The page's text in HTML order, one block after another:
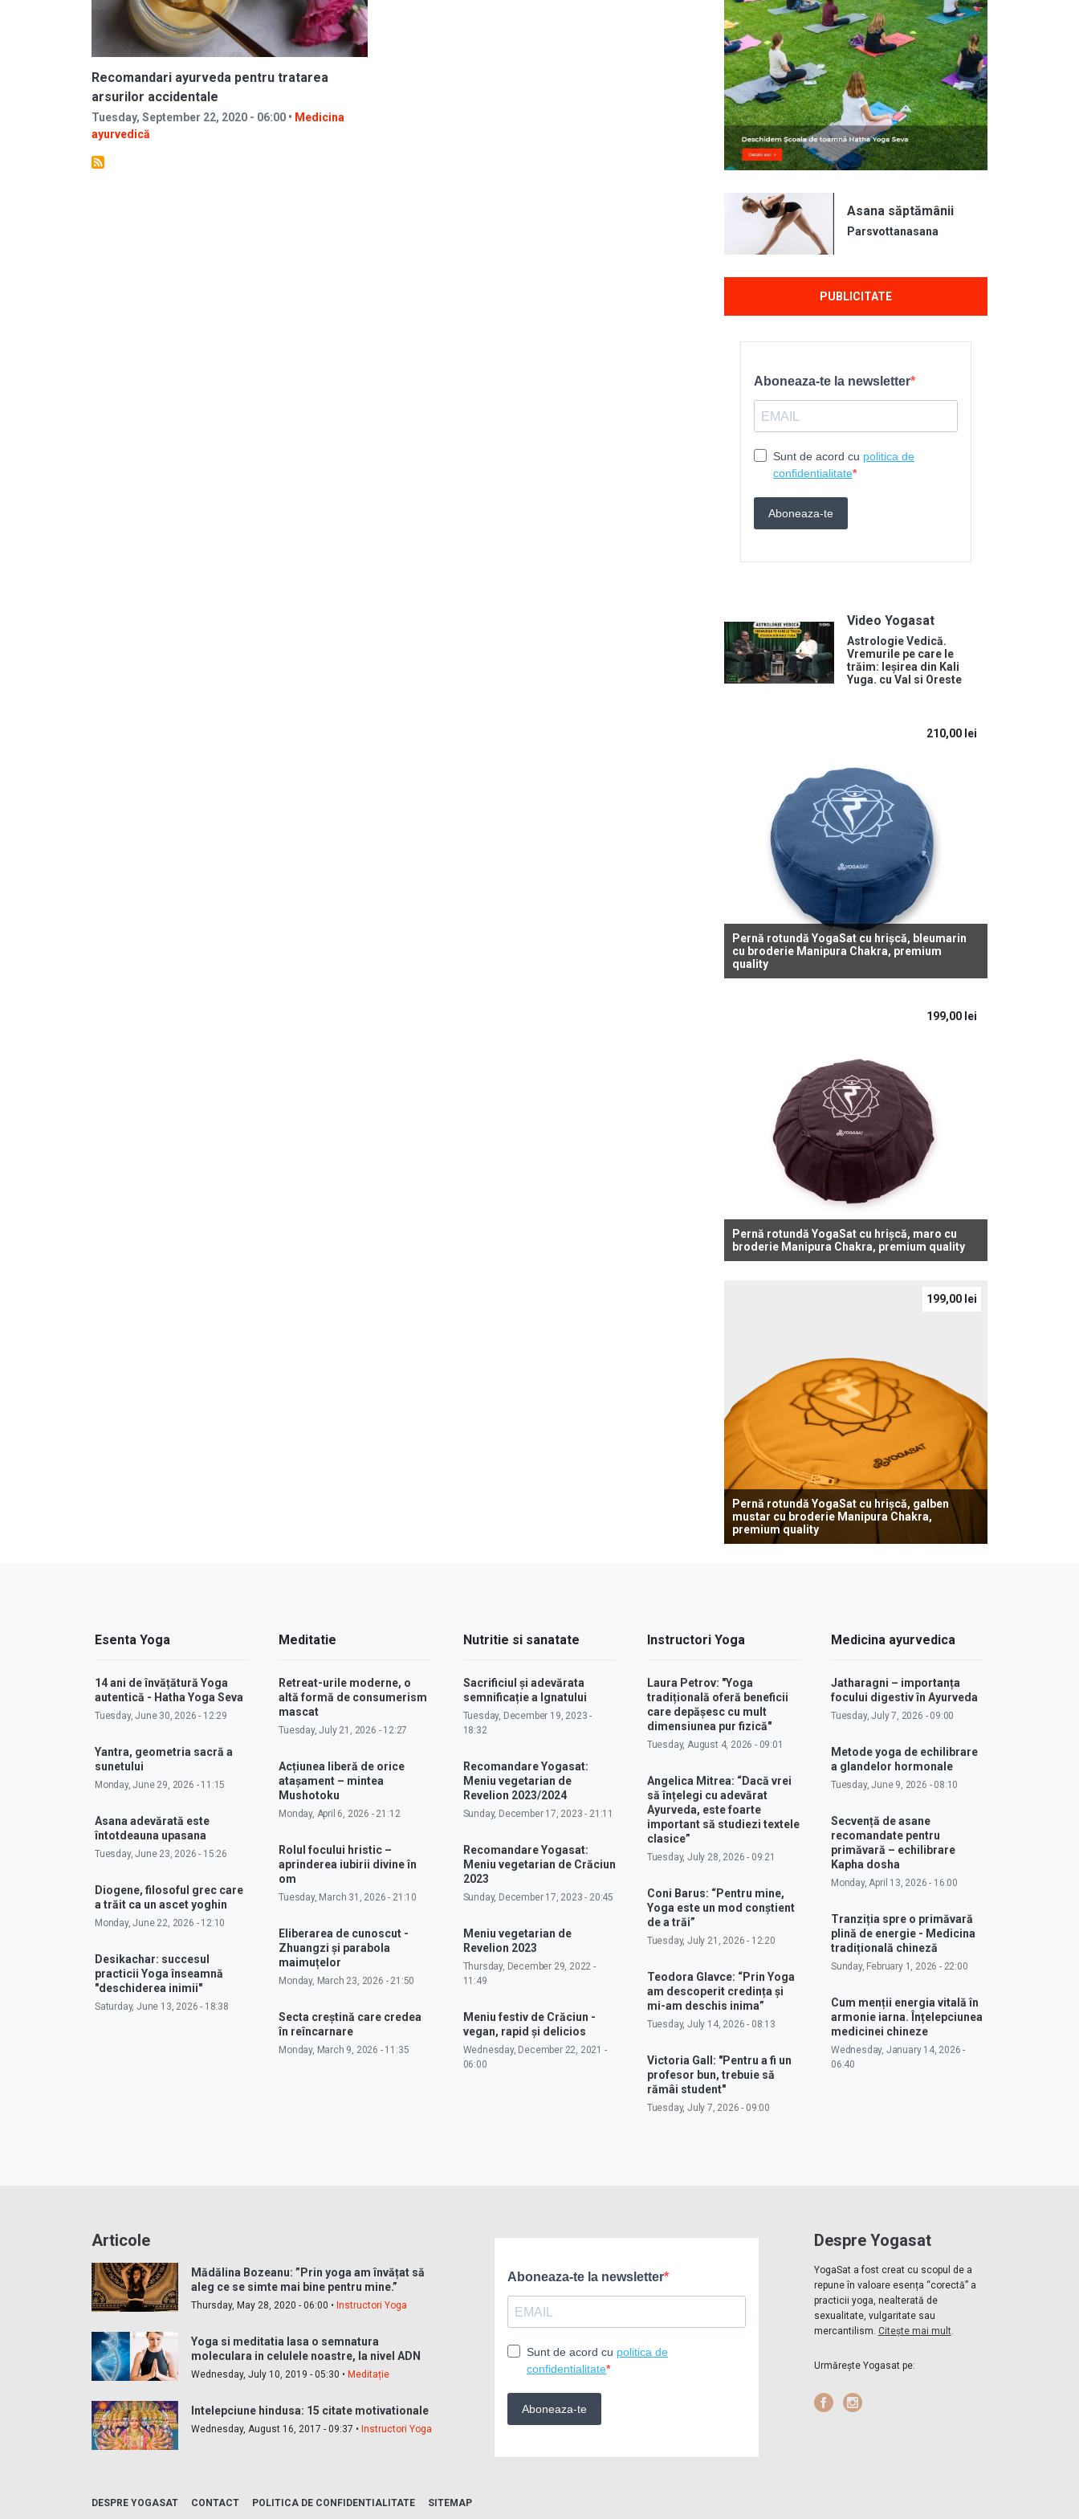
Recomandari ayurveda pentru tratarea
arsurilor accidentale
Tuesday, September 22, 2020 - 06:00 • Medicina
ayurvedică
Asana săptămânii
Parsvottanasana
PUBLICITATE
Video Yogasat
Astrologie Vedică.
Vremurile pe care le
trăim: Ieșirea din Kali
Yuga. cu Val si Oreste
Pernă rotundă YogaSat cu hrișcă, bleumarin
cu broderie Manipura Chakra, premium
quality
210,00 lei
Pernă rotundă YogaSat cu hrișcă, maro cu
broderie Manipura Chakra, premium quality
199,00 lei
Pernă rotundă YogaSat cu hrișcă, galben
mustar cu broderie Manipura Chakra,
premium quality
199,00 lei
Esenta Yoga
14 ani de învățătură Yoga
autentică - Hatha Yoga Seva
Tuesday, June 30, 2026 - 12:29
Yantra, geometria sacră a
sunetului
Monday, June 29, 2026 - 11:15
Asana adevărată este
întotdeauna upasana
Tuesday, June 23, 2026 - 15:26
Diogene, filosoful grec care
a trăit ca un ascet yoghin
Monday, June 22, 2026 - 12:10
Desikachar: succesul
practicii Yoga înseamnă
"deschiderea inimii"
Saturday, June 13, 2026 - 18:38
Meditatie
Retreat-urile moderne, o
altă formă de consumerism
mascat
Tuesday, July 21, 2026 - 12:27
Acțiunea liberă de orice
atașament – mintea
Mushotoku
Monday, April 6, 2026 - 21:12
Rolul focului hristic –
aprinderea iubirii divine în
om
Tuesday, March 31, 2026 - 21:10
Eliberarea de cunoscut -
Zhuangzi și parabola
maimuțelor
Monday, March 23, 2026 - 21:50
Secta creștină care credea
în reîncarnare
Monday, March 9, 2026 - 11:35
Nutritie si sanatate
Sacrificiul și adevărata
semnificație a Ignatului
Tuesday, December 19, 2023 -
18:32
Recomandare Yogasat:
Meniu vegetarian de
Revelion 2023/2024
Sunday, December 17, 2023 - 21:11
Recomandare Yogasat:
Meniu vegetarian de Crăciun
2023
Sunday, December 17, 2023 - 20:45
Meniu vegetarian de
Revelion 2023
Thursday, December 29, 2022 -
11:49
Meniu festiv de Crăciun -
vegan, rapid și delicios
Wednesday, December 22, 2021 -
06:00
Instructori Yoga
Laura Petrov: "Yoga
tradițională oferă beneficii
care depășesc cu mult
dimensiunea pur fizică"
Tuesday, August 4, 2026 - 09:01
Angelica Mitrea: “Dacă vrei
să înțelegi cu adevărat
Ayurveda, este foarte
important să studiezi textele
clasice”
Tuesday, July 28, 2026 - 09:21
Coni Barus: “Pentru mine,
Yoga este un mod conștient
de a trăi”
Tuesday, July 21, 2026 - 12:20
Teodora Glavce: “Prin Yoga
am descoperit credința și
mi-am deschis inima”
Tuesday, July 14, 2026 - 08:13
Victoria Gall: "Pentru a fi un
profesor bun, trebuie să
rămâi student"
Tuesday, July 7, 2026 - 09:00
Medicina ayurvedica
Jatharagni – importanța
focului digestiv în Ayurveda
Tuesday, July 7, 2026 - 09:00
Metode yoga de echilibrare
a glandelor hormonale
Tuesday, June 9, 2026 - 08:10
Secvență de asane
recomandate pentru
primăvară – echilibrare
Kapha dosha
Monday, April 13, 2026 - 16:00
Tranziția spre o primăvară
plină de energie - Medicina
tradițională chineză
Sunday, February 1, 2026 - 22:00
Cum menții energia vitală în
armonie iarna. Înțelepciunea
medicinei chineze
Wednesday, January 14, 2026 -
06:40
Articole
Mădălina Bozeanu: ”Prin yoga am învățat să
aleg ce se simte mai bine pentru mine.”
Thursday, May 28, 2020 - 06:00 •Instructori Yoga
Yoga si meditatia lasa o semnatura
moleculara in celulele noastre, la nivel ADN
Wednesday, July 10, 2019 - 05:30 •Meditație
Intelepciune hindusa: 15 citate motivationale
Wednesday, August 16, 2017 - 09:37 •Instructori Yoga
Despre Yogasat
YogaSat a fost creat cu scopul de a
repune în valoare esența “corectă” a
practicii yoga, nealterată de
sexualitate, vulgaritate sau
mercantilism. Citește mai mult.
Urmărește Yogasat pe:
FacebookInstagram
DESPRE YOGASAT CONTACT POLITICA DE CONFIDENTIALITATE
SITEMAP